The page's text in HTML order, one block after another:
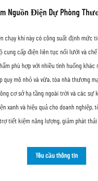
Nguồn Điện Dự Phòng
chạy khí này có công suất định mức
cung cấp điện liên tục nối lưới và
phù hợp với nhiều tình huống khác
quy mô nhỏ và vừa, tòa nhà thương
cơ sở hạ tầng ngoài trời và các sự
xanh và hiệu quả cho doanh nghiệp,
tiết kiệm năng lượng, giảm phát thải
Yêu cầu thông tin